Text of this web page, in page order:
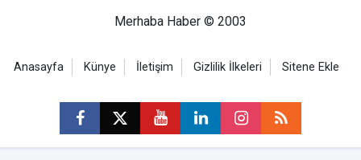
Merhaba Haber © 2003
Anasayfa Künye İletişim Gizlilik İlkeleri Sitene Ekle